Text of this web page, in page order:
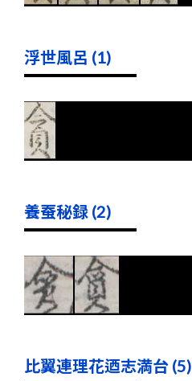
浮世風呂 (1)
養蚕秘録 (2)
比翼連理花迺志満台 (5)